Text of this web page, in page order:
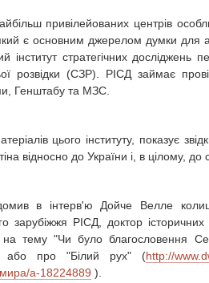
привілейованих центрів
є основним джерелом думки для
інститут стратегічних
розвідки (СЗР). РІСД займає
Генштабу та МЗС.
цього інституту, показує
відносно до України і, в цілому, до
в інтерв'ю Дойче Велле
зарубіжжя РІСД, доктор
на тему "Чи було благословення
або про "Білий рух" (http://
a-18224889 ).